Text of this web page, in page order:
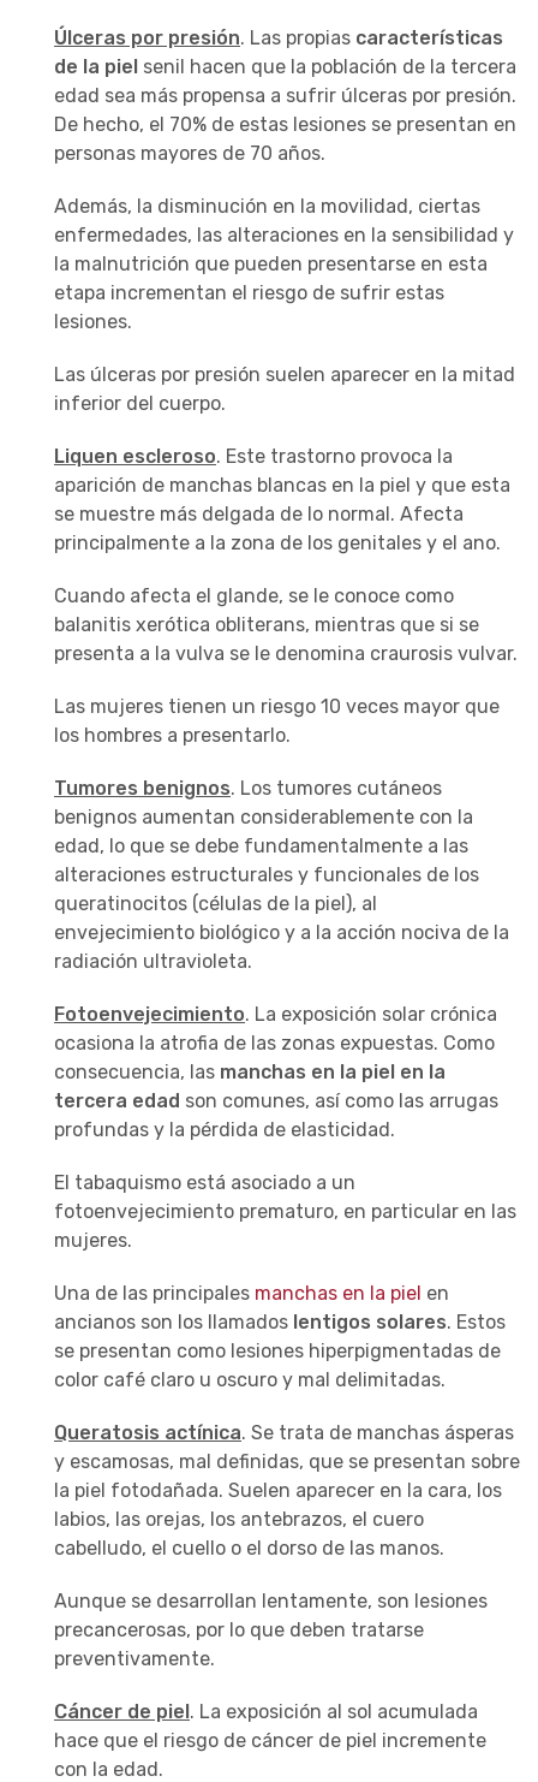
Úlceras por presión. Las propias características
de la piel senil hacen que la población de la tercera
edad sea más propensa a sufrir úlceras por presión.
De hecho, el 70% de estas lesiones se presentan en
personas mayores de 70 años.
Además, la disminución en la movilidad, ciertas
enfermedades, las alteraciones en la sensibilidad y
la malnutrición que pueden presentarse en esta
etapa incrementan el riesgo de sufrir estas
lesiones.
Las úlceras por presión suelen aparecer en la mitad
inferior del cuerpo.
Liquen escleroso. Este trastorno provoca la
aparición de manchas blancas en la piel y que esta
se muestre más delgada de lo normal. Afecta
principalmente a la zona de los genitales y el ano.
Cuando afecta el glande, se le conoce como
balanitis xerótica obliterans, mientras que si se
presenta a la vulva se le denomina craurosis vulvar.
Las mujeres tienen un riesgo 10 veces mayor que
los hombres a presentarlo.
Tumores benignos. Los tumores cutáneos
benignos aumentan considerablemente con la
edad, lo que se debe fundamentalmente a las
alteraciones estructurales y funcionales de los
queratinocitos (células de la piel), al
envejecimiento biológico y a la acción nociva de la
radiación ultravioleta.
Fotoenvejecimiento. La exposición solar crónica
ocasiona la atrofia de las zonas expuestas. Como
consecuencia, las manchas en la piel en la
tercera edad son comunes, así como las arrugas
profundas y la pérdida de elasticidad.
El tabaquismo está asociado a un
fotoenvejecimiento prematuro, en particular en las
mujeres.
Una de las principales manchas en la piel en
ancianos son los llamados lentigos solares. Estos
se presentan como lesiones hiperpigmentadas de
color café claro u oscuro y mal delimitadas.
Queratosis actínica. Se trata de manchas ásperas
y escamosas, mal definidas, que se presentan sobre
la piel fotodañada. Suelen aparecer en la cara, los
labios, las orejas, los antebrazos, el cuero
cabelludo, el cuello o el dorso de las manos.
Aunque se desarrollan lentamente, son lesiones
precancerosas, por lo que deben tratarse
preventivamente.
Cáncer de piel. La exposición al sol acumulada
hace que el riesgo de cáncer de piel incremente
con la edad.